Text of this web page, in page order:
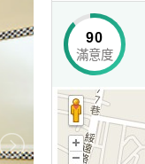
90
滿意度